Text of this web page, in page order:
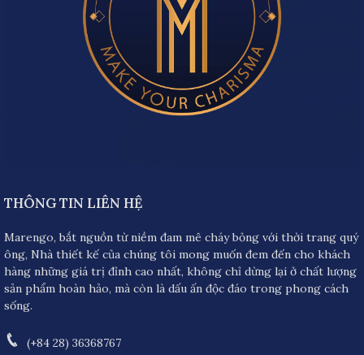
THÔNG TIN LIÊN HỆ
Marengo, bắt nguồn từ niềm đam mê cháy bỏng với thời trang quý
ông, Nhà thiết kế của chúng tôi mong muốn đem đến cho khách
hàng những giá trị đỉnh cao nhất, không chỉ dừng lại ở chất lượng
sản phẩm hoàn hảo, mà còn là dấu ấn độc đáo trong phong cách
sống.
(+84 28) 36368767